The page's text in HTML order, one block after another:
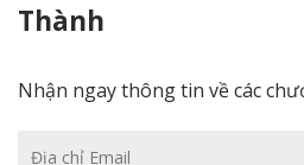
Thành
Nhận ngay thông tin về các